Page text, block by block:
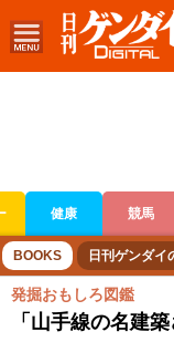
健康 競馬
ボートレース 競輪
BOOKS 日刊ゲンダイ
発掘おもしろ図鑑
「山手線の名建